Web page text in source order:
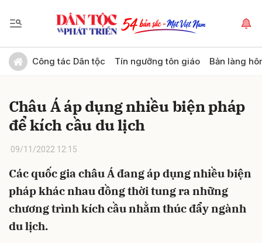
Công tác Dân tộc Tín ngưỡng tôn giáo Bản làng
Châu Á áp dụng nhiều biện pháp
để kích cầu du lịch
09/11/2022 12:15
Các quốc gia châu Á đang áp dụng nhiều biện
pháp khác nhau đồng thời tung ra những
chương trình kích cầu nhằm thúc đẩy ngành
du lịch.
Gửi bình luận
Hủy Gửi